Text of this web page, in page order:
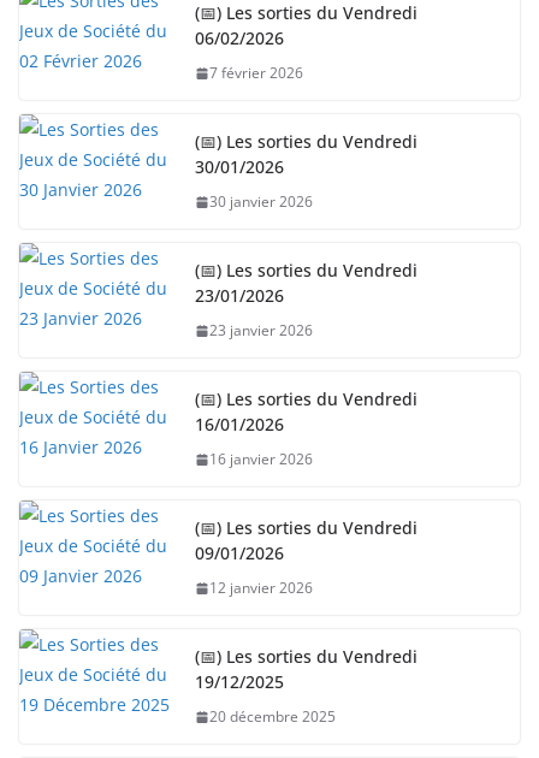
(📅) Les sorties du Vendredi
06/02/2026
7 février 2026
(📅) Les sorties du Vendredi
30/01/2026
30 janvier 2026
(📅) Les sorties du Vendredi
23/01/2026
23 janvier 2026
(📅) Les sorties du Vendredi
16/01/2026
16 janvier 2026
(📅) Les sorties du Vendredi
09/01/2026
12 janvier 2026
(📅) Les sorties du Vendredi
19/12/2025
20 décembre 2025